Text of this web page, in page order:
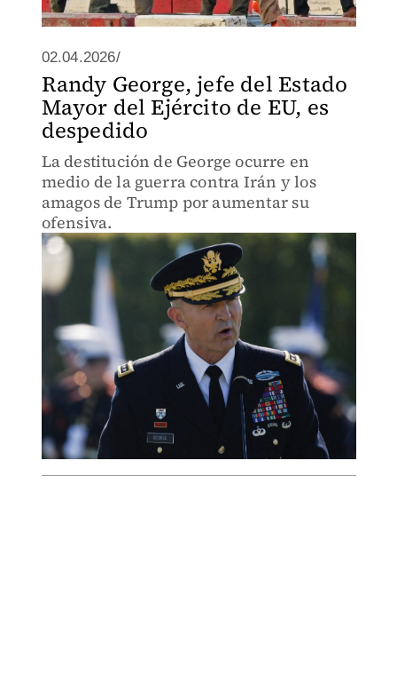
02.04.2026/
Randy George, jefe del Estado
Mayor del Ejército de EU, es
despedido
La destitución de George ocurre en
medio de la guerra contra Irán y los
amagos de Trump por aumentar su
ofensiva.